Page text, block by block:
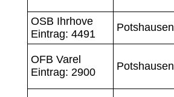
OSB Ihrhove
Eintrag: 4491
Potshausen
OFB Varel
Eintrag: 2900
Potshausen